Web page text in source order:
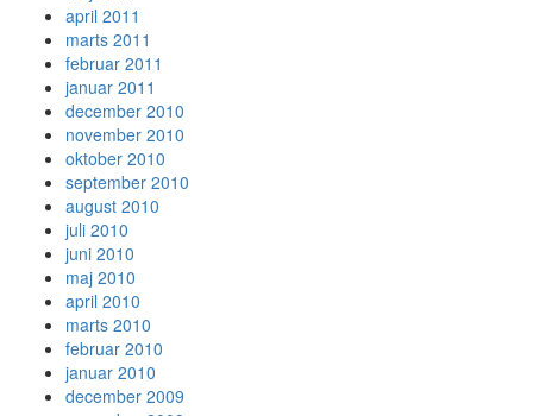
april 2011
marts 2011
februar 2011
januar 2011
december 2010
november 2010
oktober 2010
september 2010
august 2010
juli 2010
juni 2010
maj 2010
april 2010
marts 2010
februar 2010
januar 2010
december 2009